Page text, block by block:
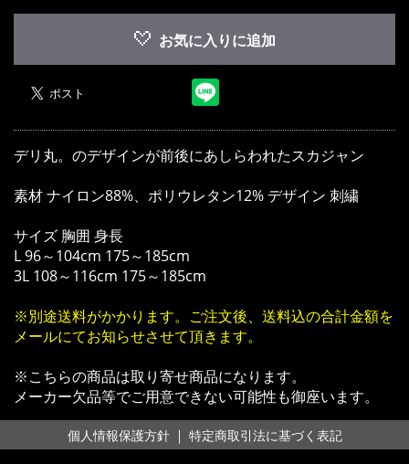
お気に入りに追加
デリ丸。のデザインが前後にあしらわれたスカジャン
素材 ナイロン88%、ポリウレタン12% デザイン 刺繍
サイズ 胸囲 身長
L 96～104cm 175～185cm
3L 108～116cm 175～185cm
※別途送料がかかります。ご注文後、送料込の合計金額を
メールにてお知らせさせて頂きます。
※こちらの商品は取り寄せ商品になります。
メーカー欠品等でご用意できない可能性も御座います。
個人情報保護方針 ｜ 特定商取引法に基づく表記